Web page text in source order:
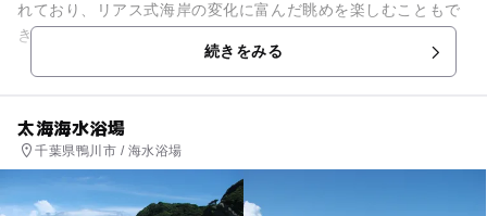
れており、リアス式海岸の変化に富んだ眺めを楽しむこともで
きます。最寄駅から徒歩3分というアクセスも魅力。国際武道
大学ライフセービング部の方...続きをみる
太海海水浴場
千葉県鴨川市 / 海水浴場